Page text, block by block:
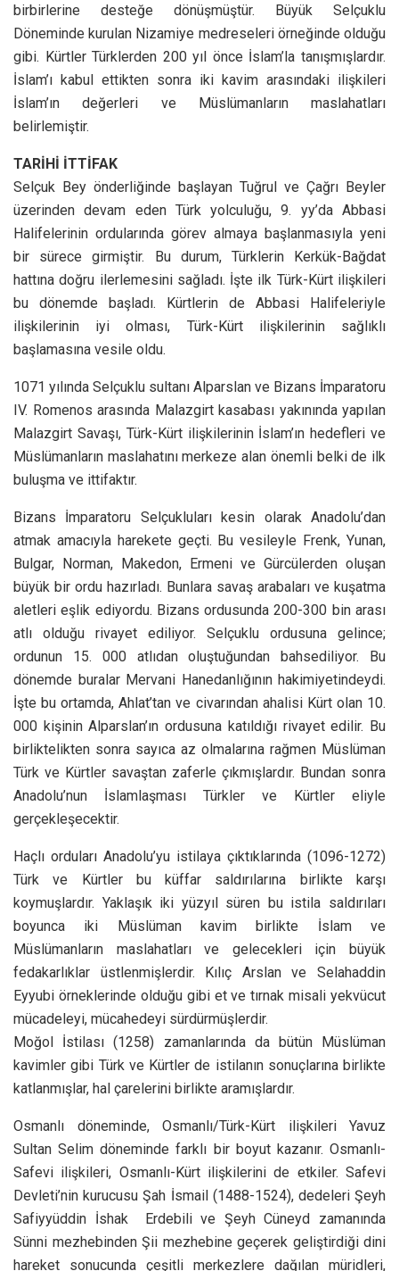
birbirlerine desteğe dönüşmüştür. Büyük Selçuklu
Döneminde kurulan Nizamiye medreseleri örneğinde olduğu
gibi. Kürtler Türklerden 200 yıl önce İslam’la tanışmışlardır.
İslam’ı kabul ettikten sonra iki kavim arasındaki ilişkileri
İslam’ın değerleri ve Müslümanların maslahatları
belirlemiştir.
TARİHİ İTTİFAK
Selçuk Bey önderliğinde başlayan Tuğrul ve Çağrı Beyler
üzerinden devam eden Türk yolculuğu, 9. yy’da Abbasi
Halifelerinin ordularında görev almaya başlanmasıyla yeni
bir sürece girmiştir. Bu durum, Türklerin Kerkük-Bağdat
hattına doğru ilerlemesini sağladı. İşte ilk Türk-Kürt ilişkileri
bu dönemde başladı. Kürtlerin de Abbasi Halifeleriyle
ilişkilerinin iyi olması, Türk-Kürt ilişkilerinin sağlıklı
başlamasına vesile oldu.
1071 yılında Selçuklu sultanı Alparslan ve Bizans İmparatoru
IV. Romenos arasında Malazgirt kasabası yakınında yapılan
Malazgirt Savaşı, Türk-Kürt ilişkilerinin İslam’ın hedefleri ve
Müslümanların maslahatını merkeze alan önemli belki de ilk
buluşma ve ittifaktır.
Bizans İmparatoru Selçukluları kesin olarak Anadolu’dan
atmak amacıyla harekete geçti. Bu vesileyle Frenk, Yunan,
Bulgar, Norman, Makedon, Ermeni ve Gürcülerden oluşan
büyük bir ordu hazırladı. Bunlara savaş arabaları ve kuşatma
aletleri eşlik ediyordu. Bizans ordusunda 200-300 bin arası
atlı olduğu rivayet ediliyor. Selçuklu ordusuna gelince;
ordunun 15. 000 atlıdan oluştuğundan bahsediliyor. Bu
dönemde buralar Mervani Hanedanlığının hakimiyetindeydi.
İşte bu ortamda, Ahlat’tan ve civarından ahalisi Kürt olan 10.
000 kişinin Alparslan’ın ordusuna katıldığı rivayet edilir. Bu
birliktelikten sonra sayıca az olmalarına rağmen Müslüman
Türk ve Kürtler savaştan zaferle çıkmışlardır. Bundan sonra
Anadolu’nun İslamlaşması Türkler ve Kürtler eliyle
gerçekleşecektir.
Haçlı orduları Anadolu’yu istilaya çıktıklarında (1096-1272)
Türk ve Kürtler bu küffar saldırılarına birlikte karşı
koymuşlardır. Yaklaşık iki yüzyıl süren bu istila saldırıları
boyunca iki Müslüman kavim birlikte İslam ve
Müslümanların maslahatları ve gelecekleri için büyük
fedakarlıklar üstlenmişlerdir. Kılıç Arslan ve Selahaddin
Eyyubi örneklerinde olduğu gibi et ve tırnak misali yekvücut
mücadeleyi, mücahedeyi sürdürmüşlerdir.
Moğol İstilası (1258) zamanlarında da bütün Müslüman
kavimler gibi Türk ve Kürtler de istilanın sonuçlarına birlikte
katlanmışlar, hal çarelerini birlikte aramışlardır.
Osmanlı döneminde, Osmanlı/Türk-Kürt ilişkileri Yavuz
Sultan Selim döneminde farklı bir boyut kazanır. Osmanlı-
Safevi ilişkileri, Osmanlı-Kürt ilişkilerini de etkiler. Safevi
Devleti’nin kurucusu Şah İsmail (1488-1524), dedeleri Şeyh
Safiyyüddin İshak Erdebili ve Şeyh Cüneyd zamanında
Sünni mezhebinden Şii mezhebine geçerek geliştirdiği dini
hareket sonucunda çeşitli merkezlere dağılan müridleri,